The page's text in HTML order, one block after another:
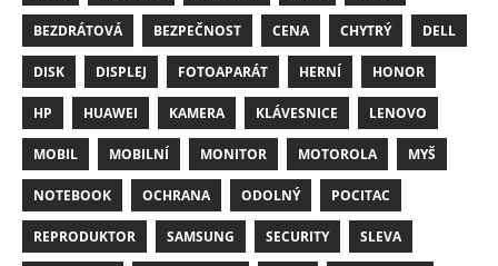
BEZDRÁTOVÁ BEZPEČNOST CENA CHYTRÝ DELL
DISK DISPLEJ FOTOAPARÁT HERNÍ HONOR
HP HUAWEI KAMERA KLÁVESNICE LENOVO
MOBIL MOBILNÍ MONITOR MOTOROLA MYŠ
NOTEBOOK OCHRANA ODOLNÝ POCITAC
REPRODUKTOR SAMSUNG SECURITY SLEVA